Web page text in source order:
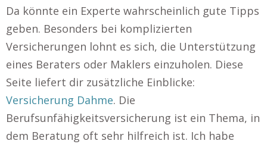
Da könnte ein Experte wahrscheinlich gute Tipps
geben. Besonders bei komplizierten
Versicherungen lohnt es sich, die Unterstützung
eines Beraters oder Maklers einzuholen. Diese
Seite liefert dir zusätzliche Einblicke:
Versicherung Dahme. Die
Berufsunfähigkeitsversicherung ist ein Thema, in
dem Beratung oft sehr hilfreich ist. Ich habe